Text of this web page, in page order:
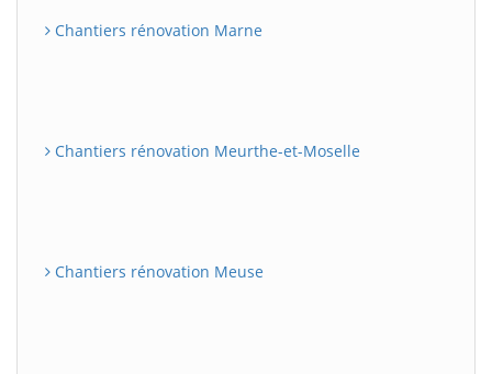
Chantiers rénovation Marne
Chantiers rénovation Meurthe-et-Moselle
Chantiers rénovation Meuse